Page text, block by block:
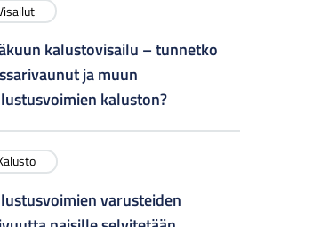
kalustovisailu – tunnetko
ja muun
kaluston?
varusteiden